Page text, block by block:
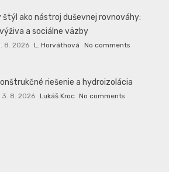
ako nástroj duševnej rovnováhy:
a sociálne väzby
8. 2026 L. Horváthová No comments
riešenie a hydroizolácia
3. 8. 2026 Lukáš Kroc No comments